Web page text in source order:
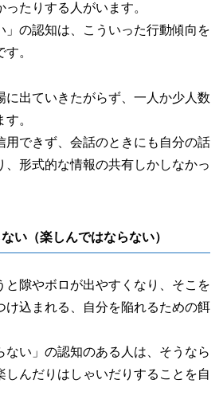
たりする人がいます。
」の認知は、こういった行動傾向を
。
に出ていきたがらず、一人か少人数
。
用できず、会話のときにも自分の話
、形式的な情報の共有しかしなかっ
い（楽しんではならない）
と隙やボロが出やすくなり、そこを
け込まれる、自分を陥れるための餌
ない」の認知のある人は、そうなら
しんだりはしゃいだりすることを自